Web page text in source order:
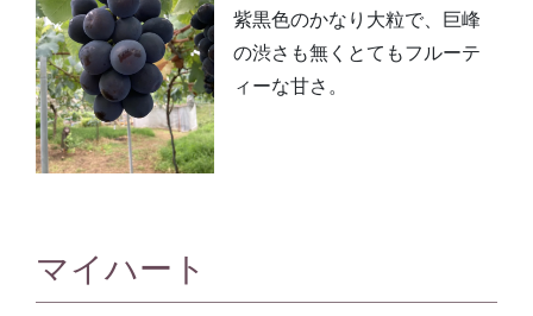
紫黒色のかなり大粒で、巨峰
の渋さも無くとてもフルーテ
ィーな甘さ。
マイハート